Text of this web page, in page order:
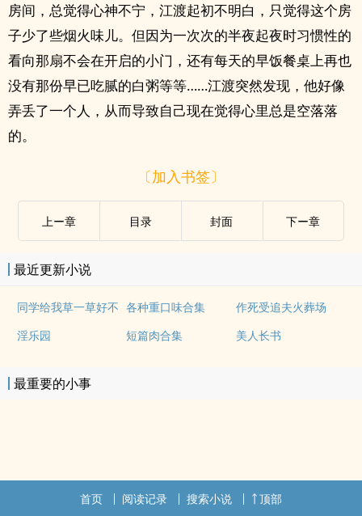
房间，总觉得心神不宁，江渡起初不明白，只觉得这个房
子少了些烟火味儿。但因为一次次的半夜起夜时习惯性的
看向那扇不会在开启的小门，还有每天的早饭餐桌上再也
没有那份早已吃腻的白粥等等……江渡突然发现，他好像
弄丢了一个人，从而导致自己现在觉得心里总是空落落
的。
〔加入书签〕
上ー章 目录 封面 下ー章
最近更新小说
同学给我草一草好不 各种重口味合集
作死受追夫火葬场
淫乐园
短篇肉合集 美人长书
最重要的小事
首页 阅读记录 搜索小说 顶部